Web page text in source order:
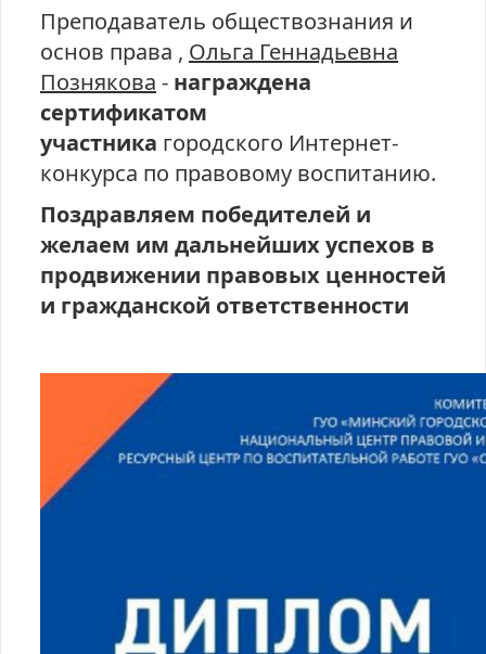
Преподаватель обществознания и
основ права , Ольга Геннадьевна
Познякова - награждена
сертификатом
участника городского Интернет-
конкурса по правовому воспитанию.
Поздравляем победителей и
желаем им дальнейших успехов в
продвижении правовых ценностей
и гражданской ответственности